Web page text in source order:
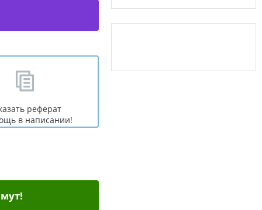
реферат
в написании!